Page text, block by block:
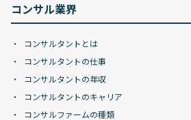
コンサル業界
コンサルタントとは
コンサルタントの仕事
コンサルタントの年収
コンサルタントのキャリア
コンサルファームの種類